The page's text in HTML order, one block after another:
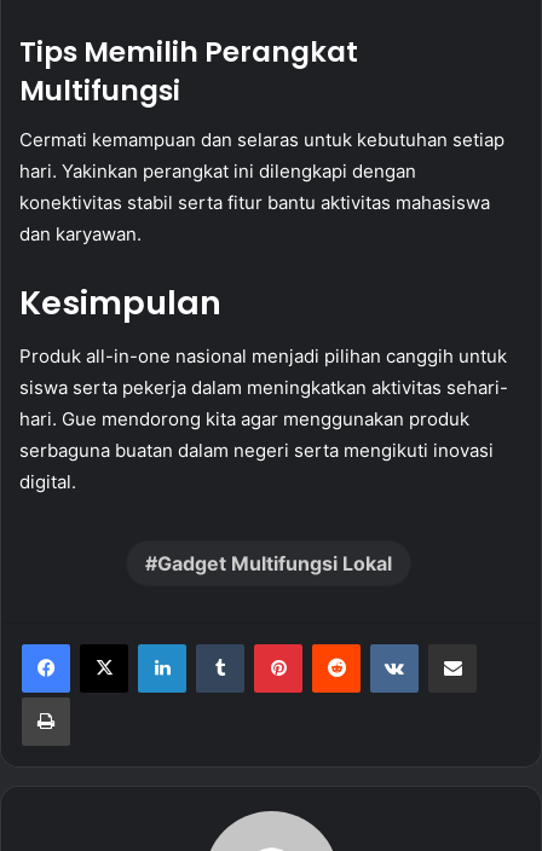
Tips Memilih Perangkat
Multifungsi
Cermati kemampuan dan selaras untuk kebutuhan setiap
hari. Yakinkan perangkat ini dilengkapi dengan
konektivitas stabil serta fitur bantu aktivitas mahasiswa
dan karyawan.
Kesimpulan
Produk all-in-one nasional menjadi pilihan canggih untuk
siswa serta pekerja dalam meningkatkan aktivitas sehari-
hari. Gue mendorong kita agar menggunakan produk
serbaguna buatan dalam negeri serta mengikuti inovasi
digital.
Gadget Multifungsi Lokal
LinkedInTumblr PinterestReddit VKontakte
Print